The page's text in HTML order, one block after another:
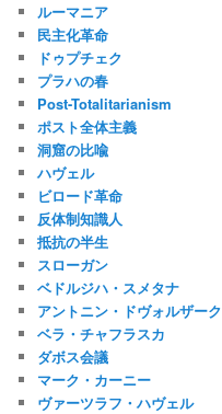
ルーマニア
民主化革命
ドゥプチェク
プラハの春
Post-Totalitarianism
ポスト全体主義
洞窟の比喩
ハヴェル
ビロード革命
反体制知識人
抵抗の半生
スローガン
ベドルジハ・スメタナ
アントニン・ドヴォルザーク
ベラ・チャフラスカ
ダボス会議
マーク・カーニー
ヴァーツラフ・ハヴェル